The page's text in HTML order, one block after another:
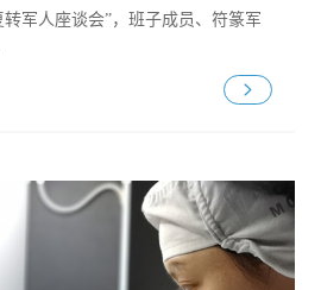
军人座谈会”，班子成员、符篆军